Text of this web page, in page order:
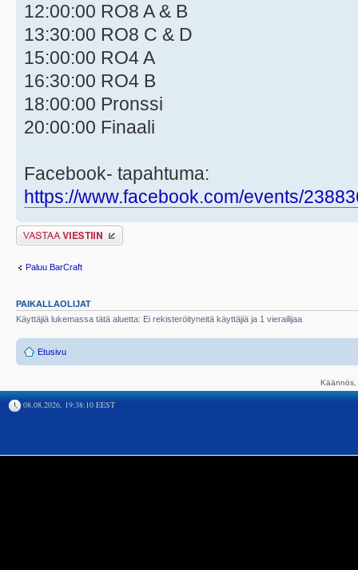
12:00:00 RO8 A & B
13:30:00 RO8 C & D
15:00:00 RO4 A
16:30:00 RO4 B
18:00:00 Pronssi
20:00:00 Finaali
Facebook- tapahtuma:
https://www.facebook.com/events/
Lähetä vastaus
Paluu BarCraft
PAIKALLAOLIJAT
Käyttäjiä lukemassa tätä aluetta: Ei rekisteröityneitä käyttäjiä ja 1 vierailijaa
Etusivu
08.08.2026, 19:38:10 EEST